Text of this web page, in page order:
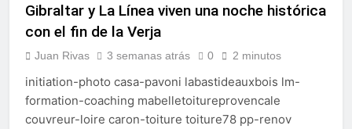
Gibraltar y La Línea viven una noche histórica
con el fin de la Verja
Juan Rivas 3 semanas atrás 0 2 minutos
initiation-photo casa-pavoni labastideauxbois lm-
formation-coaching mabelletoitureprovencale
couvreur-loire caron-toiture toiture78 pp-renov